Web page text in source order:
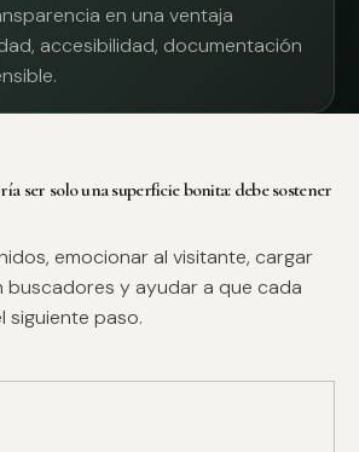
en una ventaja
accesibilidad, documentación
ser solo una superficie bonita: debe sostener
emocionar al visitante, cargar
buscadores y ayudar a que cada
siguiente paso.